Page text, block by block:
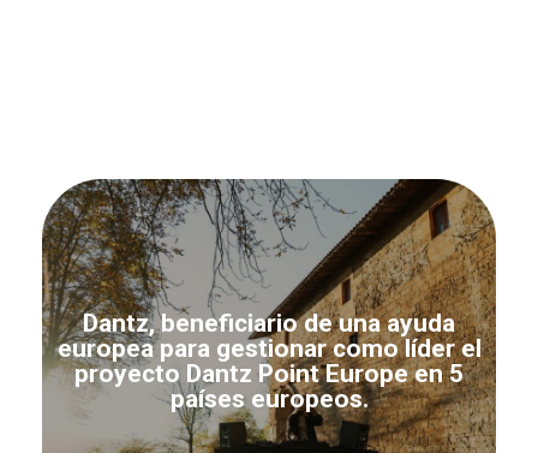
Dantz, beneficiario de una ayuda
europea para gestionar como líder el
proyecto Dantz Point Europe en 5
países europeos.